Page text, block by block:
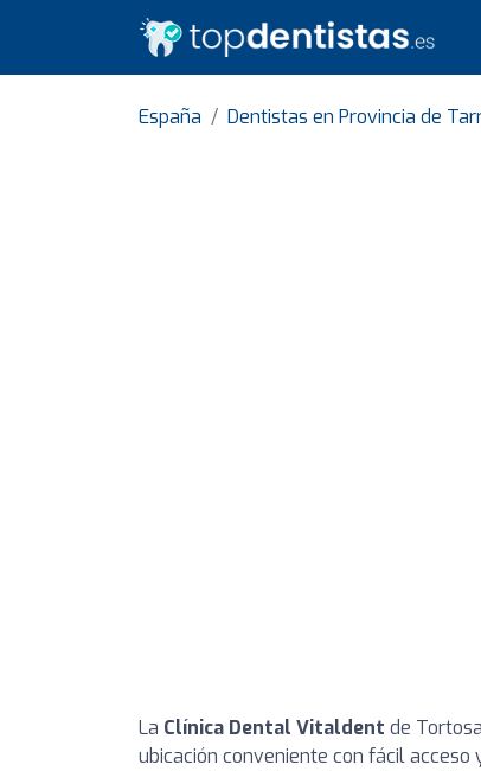
España Dentistas en Provincia de
La Clínica Dental Vitaldent de
ubicación conveniente con fácil